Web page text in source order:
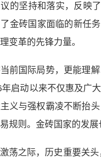
的坚持和落实，反映
金砖国家面临的新任
变革的先锋力量。
国际局势，更能理解
启动以来不仅惠及广
义与强权霸凌不断抬
规则。金砖国家的发展
之际，历史重要关头